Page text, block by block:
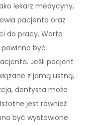
lekarz medycyny,
pacjenta oraz
do pracy. Warto
być
Jeśli pacjent
z jamą ustną,
dentysta może
jest również
być wystawione